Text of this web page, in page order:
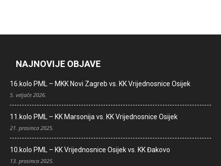
NAJNOVIJE OBJAVE
16.kolo PML – MKK Novi Zagreb vs. KK Vrijednosnice Osijek
5. veljače 2026.
11.kolo PML – KK Marsonija vs. KK Vrijednosnice Osijek
21. prosinca 2025.
10.kolo PML – KK Vrijednosnice Osijek vs. KK Đakovo
13. prosinca 2025.